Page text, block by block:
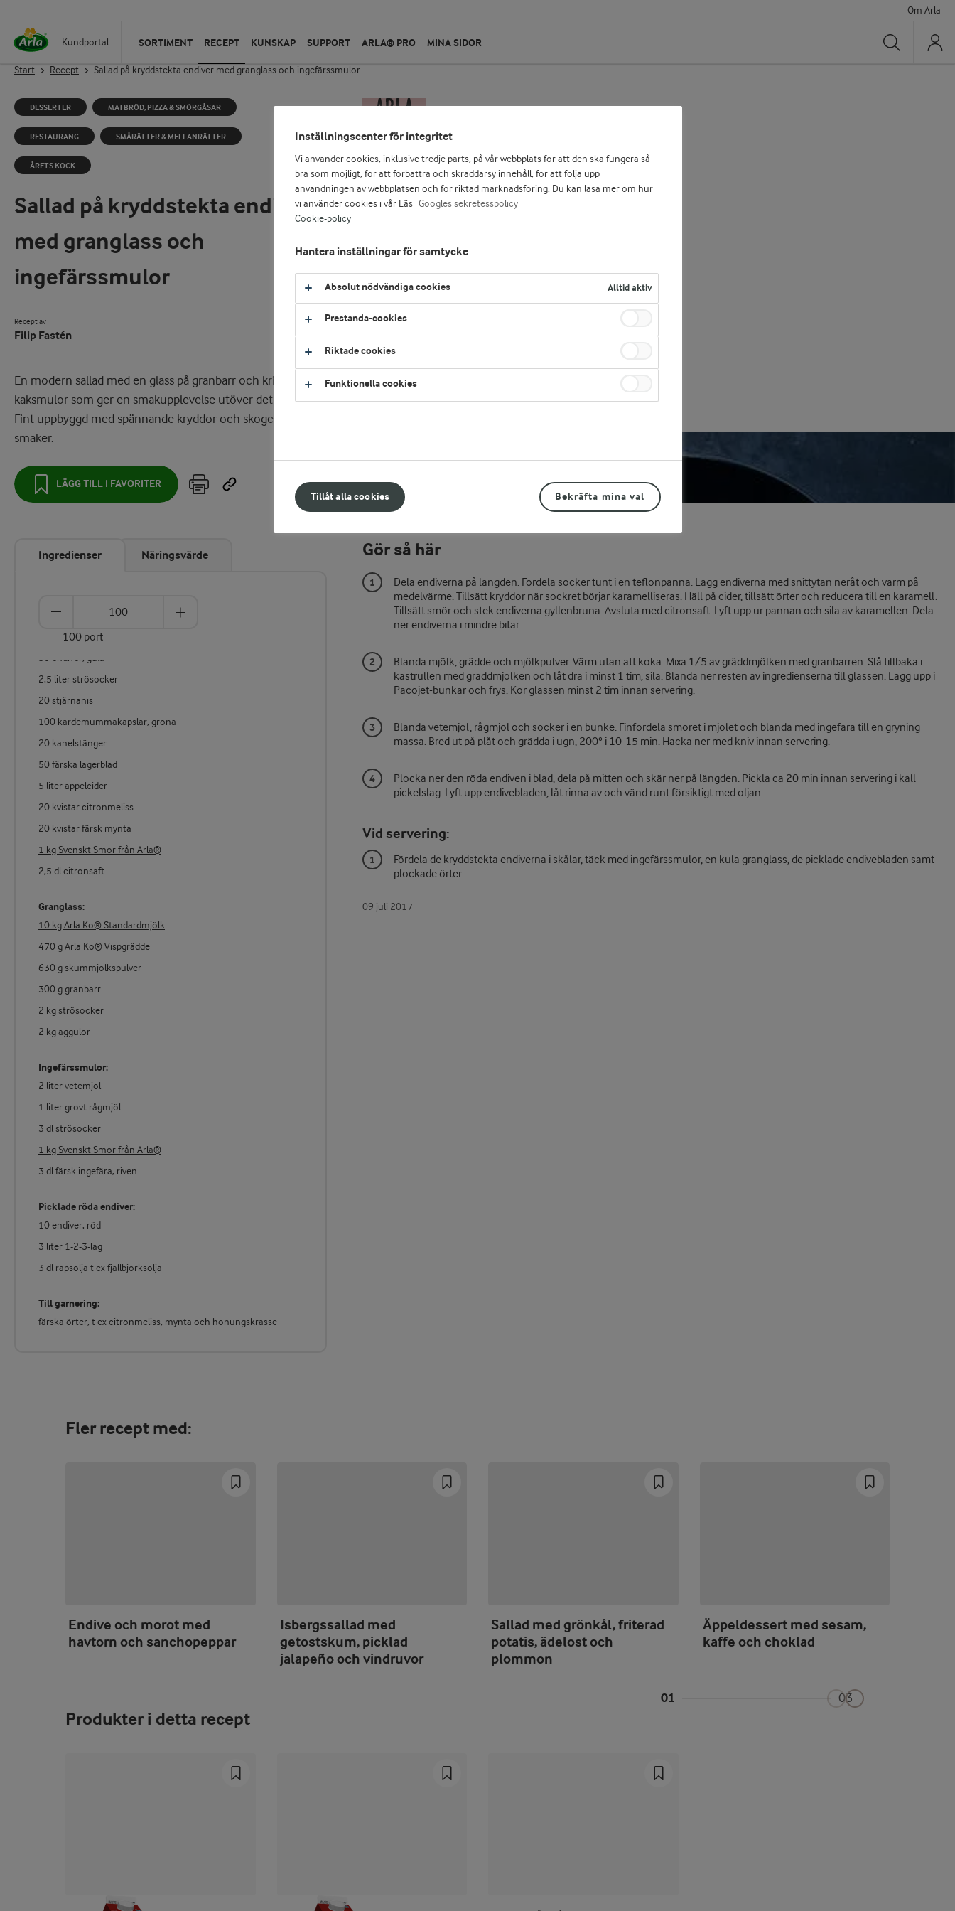
Om Arla
Kundportal SORTIMENT RECEPT KUNSKAP SUPPORT ARLA® PRO MINA SIDOR Sök
Start Recept Sallad på kryddstekta endiver med granglass och ingefärssmulor
DESSERTER MATBRÖD, PIZZA & SMÖRGÅSAR
RESTAURANG SMÅRÄTTER & MELLANRÄTTER
ÅRETS KOCK
Sallad på kryddstekta endiver
med granglass och
ingefärssmulor
Recept av
Filip Fastén
En modern sallad med en glass på granbarr och krispiga
kaksmulor som ger en smakupplevelse utöver det vanliga.
Fint uppbyggd med spännande kryddor och skogens
smaker.
LÄGG TILL I FAVORITER
Ingredienser Näringsvärde
100 port
50 endiver, gula
2,5 liter strösocker
20 stjärnanis
100 kardemummakapslar, gröna
20 kanelstänger
50 färska lagerblad
5 liter äppelcider
20 kvistar citronmeliss
20 kvistar färsk mynta
1 kg Svenskt Smör från Arla®
2,5 dl citronsaft
Granglass:
10 kg Arla Ko® Standardmjölk
470 g Arla Ko® Vispgrädde
630 g skummjölkspulver
300 g granbarr
2 kg strösocker
2 kg äggulor
Ingefärssmulor:
2 liter vetemjöl
1 liter grovt rågmjöl
3 dl strösocker
1 kg Svenskt Smör från Arla®
3 dl färsk ingefära, riven
Picklade röda endiver:
10 endiver, röd
3 liter 1-2-3-lag
3 dl rapsolja t ex fjällbjörksolja
Till garnering:
färska örter, t ex citronmeliss, mynta och honungskrasse
Gör så här
Dela endiverna på längden. Fördela socker tunt i en teflonpanna. Lägg endiverna med snittytan neråt och värm på
medelvärme. Tillsätt kryddor när sockret börjar karamelliseras. Häll på cider, tillsätt örter och reducera till en karamell.
Tillsätt smör och stek endiverna gyllenbruna. Avsluta med citronsaft. Lyft upp ur pannan och sila av karamellen. Dela
ner endiverna i mindre bitar.
Blanda mjölk, grädde och mjölkpulver. Värm utan att koka. Mixa 1/5 av gräddmjölken med granbarren. Slå tillbaka i
kastrullen med gräddmjölken och låt dra i minst 1 tim, sila. Blanda ner resten av ingredienserna till glassen. Lägg upp i
Pacojet-bunkar och frys. Kör glassen minst 2 tim innan servering.
Blanda vetemjöl, rågmjöl och socker i en bunke. Finfördela smöret i mjölet och blanda med ingefära till en gryning
massa. Bred ut på plåt och grädda i ugn, 200° i 10-15 min. Hacka ner med kniv innan servering.
Plocka ner den röda endiven i blad, dela på mitten och skär ner på längden. Pickla ca 20 min innan servering i kall
pickelslag. Lyft upp endivebladen, låt rinna av och vänd runt försiktigt med oljan.
Vid servering:
Fördela de kryddstekta endiverna i skålar, täck med ingefärssmulor, en kula granglass, de picklade endivebladen samt
plockade örter.
09 juli 2017
Fler recept med:
Endive och morot med
havtorn och sanchopeppar
Isbergssallad med
getostskum, picklad
jalapeño och vindruvor
Sallad med grönkål, friterad
potatis, ädelost och
plommon
Äppeldessert med sesam,
kaffe och choklad
01 03
Produkter i detta recept
Inställningscenter för integritet
Vi använder cookies, inklusive tredje parts, på vår webbplats för att den ska fungera så
bra som möjligt, för att förbättra och skräddarsy innehåll, för att följa upp
användningen av webbplatsen och för riktad marknadsföring. Du kan läsa mer om hur
vi använder cookies i vår Läs Googles sekretesspolicy
Cookie-policy
Tillåt alla cookies
Hantera inställningar för samtycke
Absolut nödvändiga cookies Alltid aktiv
Prestanda-cookies
Riktade cookies
Funktionella cookies
Bekräfta mina val